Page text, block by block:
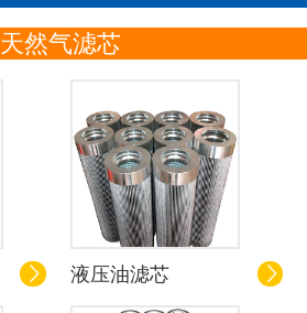
天然气滤芯
 液压油滤芯 